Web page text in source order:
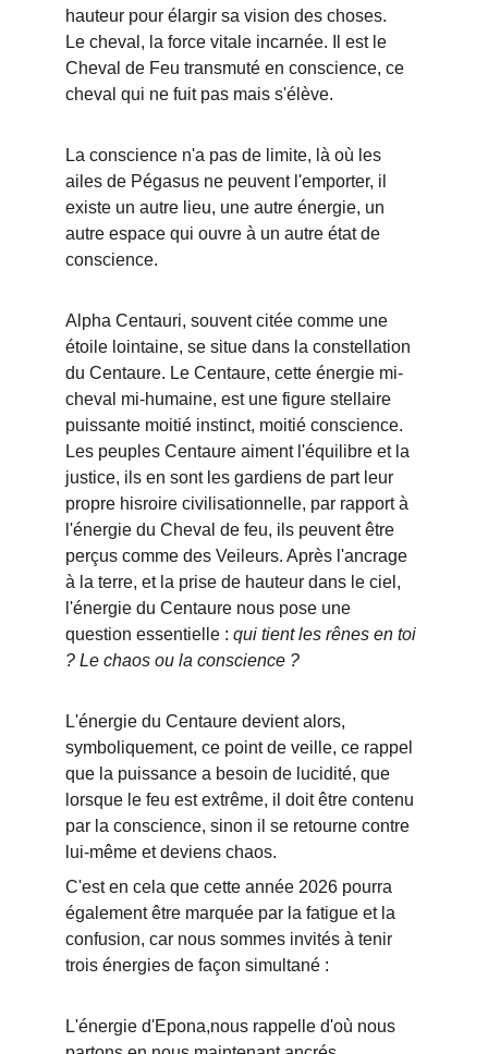
hauteur pour élargir sa vision des choses.
Le cheval, la force vitale incarnée. Il est le
Cheval de Feu transmuté en conscience, ce
cheval qui ne fuit pas mais s'élève.
La conscience n'a pas de limite, là où les
ailes de Pégasus ne peuvent l'emporter, il
existe un autre lieu, une autre énergie, un
autre espace qui ouvre à un autre état de
conscience.
Alpha Centauri, souvent citée comme une
étoile lointaine, se situe dans la constellation
du Centaure. Le Centaure, cette énergie mi-
cheval mi-humaine, est une figure stellaire
puissante moitié instinct, moitié conscience.
Les peuples Centaure aiment l'équilibre et la
justice, ils en sont les gardiens de part leur
propre hisroire civilisationnelle, par rapport à
l'énergie du Cheval de feu, ils peuvent être
perçus comme des Veileurs. Après l'ancrage
à la terre, et la prise de hauteur dans le ciel,
l'énergie du Centaure nous pose une
question essentielle : qui tient les rênes en toi
? Le chaos ou la conscience ?
L'énergie du Centaure devient alors,
symboliquement, ce point de veille, ce rappel
que la puissance a besoin de lucidité, que
lorsque le feu est extrême, il doit être contenu
par la conscience, sinon il se retourne contre
lui-même et deviens chaos.
C'est en cela que cette année 2026 pourra
également être marquée par la fatigue et la
confusion, car nous sommes invités à tenir
trois énergies de façon simultané :
L'énergie d'Epona,nous rappelle d'où nous